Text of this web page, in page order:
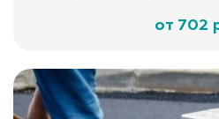
от 702